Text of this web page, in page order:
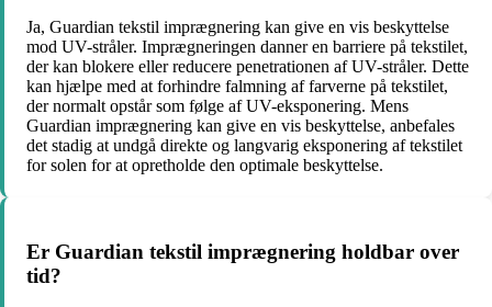
Ja, Guardian tekstil imprægnering kan give en vis beskyttelse
mod UV-stråler. Imprægneringen danner en barriere på tekstilet,
der kan blokere eller reducere penetrationen af UV-stråler. Dette
kan hjælpe med at forhindre falmning af farverne på tekstilet,
der normalt opstår som følge af UV-eksponering. Mens
Guardian imprægnering kan give en vis beskyttelse, anbefales
det stadig at undgå direkte og langvarig eksponering af tekstilet
for solen for at opretholde den optimale beskyttelse.
Er Guardian tekstil imprægnering holdbar over
tid?